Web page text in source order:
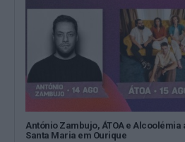
António Zambujo, ÁTOA e Alcoolémia
Santa Maria em Ourique